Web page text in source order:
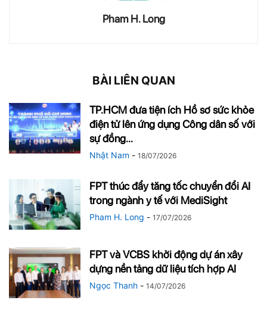
Pham H. Long
BÀI LIÊN QUAN
TP.HCM đưa tiện ích Hồ sơ sức khỏe
điện tử lên ứng dụng Công dân số với
sự đồng...
Nhật Nam - 18/07/2026
FPT thúc đẩy tăng tốc chuyển đổi AI
trong ngành y tế với MediSight
Pham H. Long - 17/07/2026
FPT và VCBS khởi động dự án xây
dựng nền tảng dữ liệu tích hợp AI
Ngọc Thanh - 14/07/2026